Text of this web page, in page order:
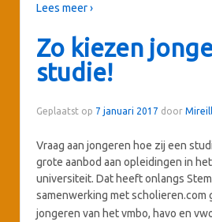
Lees meer ›
Zo kiezen
studie!
Geplaatst op 7 januari 2017 door
Vraag aan jongeren hoe zij een
grote aanbod aan opleidingen in
universiteit. Dat heeft onlangs
samenwerking met scholieren.com
jongeren van het vmbo, havo en